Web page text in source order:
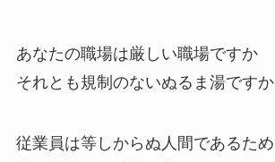
あなたの職場は厳しい職場ですか
それとも規制のないぬるま湯ですか
従業員は等しからぬ人間であるため